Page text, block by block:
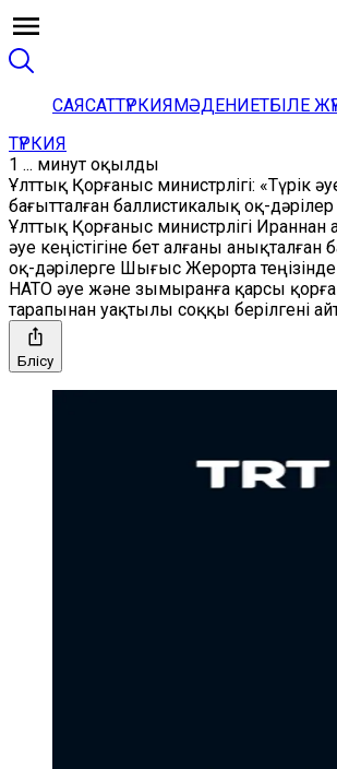
САЯСАТТҮРКИЯМӘДЕНИЕТБІЛЕ
ТҮРКИЯ
1 ... минут оқылды
Ұлттық Қорғаныс министрлігі: «Түрік
бағытталған баллистикалық оқ-
Ұлттық Қорғаныс министрлігі
әуе кеңістігіне бет алғаны анықталған
оқ-дәрілерге Шығыс Жерорта
НАТО әуе және зымыранға қарсы
тарапынан уақтылы соққы берілгені
Бөлісу